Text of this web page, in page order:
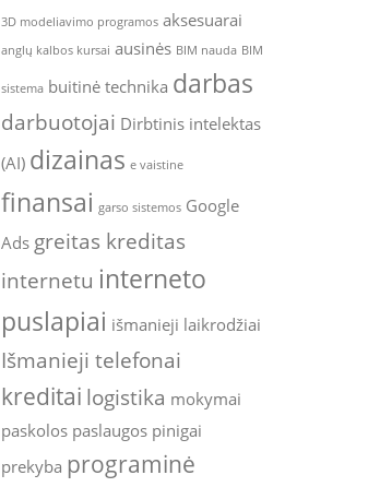
3D modeliavimo programos aksesuarai
anglų kalbos kursai ausinės BIM nauda BIM
sistema buitinė technika darbas
darbuotojai Dirbtinis intelektas
(AI) dizainas e vaistine
finansai garso sistemos Google
Ads greitas kreditas
internetu interneto
puslapiai išmanieji laikrodžiai
Išmanieji telefonai
kreditai logistika mokymai
paskolos paslaugos pinigai
prekyba programinė